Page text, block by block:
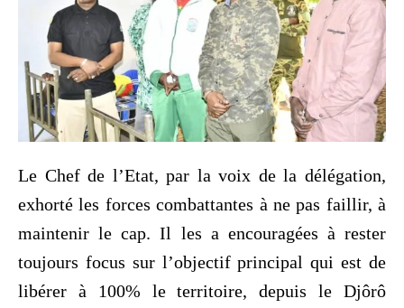
Le Chef de l’Etat, par la voix de la délégation,
exhorté les forces combattantes à ne pas faillir, à
maintenir le cap. Il les a encouragées à rester
toujours focus sur l’objectif principal qui est de
libérer à 100% le territoire, depuis le Djôrô